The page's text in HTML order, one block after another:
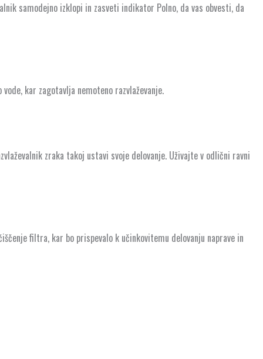
samodejno izklopi in zasveti indikator Polno, da vas obvesti, da
kar zagotavlja nemoteno razvlaževanje.
zraka takoj ustavi svoje delovanje. Uživajte v odlični ravni
filtra, kar bo prispevalo k učinkovitemu delovanju naprave in